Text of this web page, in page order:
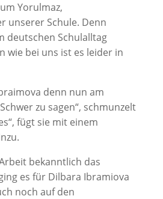
Yorulmaz,
unserer Schule. Denn
deutschen Schulalltag
wie bei uns ist es leider in
denn nun am
zu sagen“, schmunzelt
fügt sie mit einem
bekanntlich das
es für Dilbara Ibramiova
noch auf den